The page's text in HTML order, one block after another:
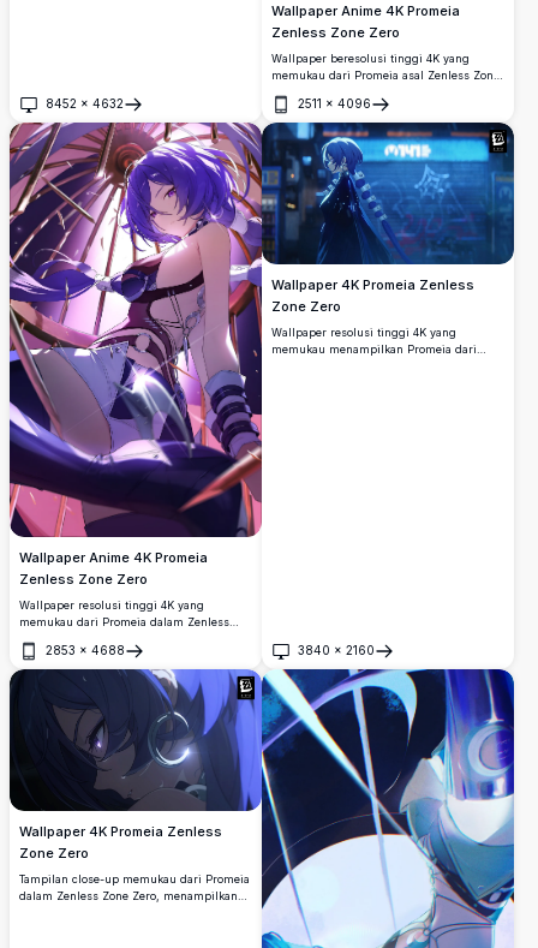
8452 × 4632
Buka
Wallpaper Anime 4K Promeia
Zenless Zone Zero
Wallpaper beresolusi tinggi 4K yang
memukau dari Promeia asal Zenless Zone
ikonik, mantel gelap yang elegan, dan
rantai bercahaya dalam latar katedral
dramatis dengan cahaya ilahi.
2511 × 4096
Buka
Wallpaper Anime 4K Promeia
Zenless Zone Zero
Wallpaper resolusi tinggi 4K yang
memukau dari Promeia dalam Zenless
khasnya, mata violet, dan pakaian tempur
yang elegan, dilatarbelakangi latar
dramatis bercahaya dengan efek
pencahayaan yang dinamis.
2853 × 4688
Buka
Wallpaper 4K Promeia Zenless
Zone Zero
Wallpaper resolusi tinggi 4K yang
memukau menampilkan Promeia dari
3840 × 2160
Buka
Wallpaper 4K Promeia Zenless
Zone Zero
Tampilan close-up memukau dari Promeia
dalam Zenless Zone Zero, menampilkan